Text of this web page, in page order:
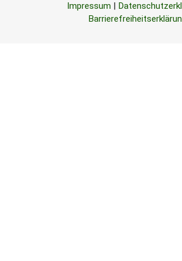
Impressum|